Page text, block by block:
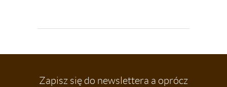
Zapisz się do newslettera a oprócz